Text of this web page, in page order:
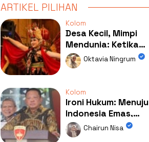
ARTIKEL PILIHAN
Kolom
Desa Kecil, Mimpi
Mendunia: Ketika
Kolaborasi
Mengubah Wajah
Oktavia Ningrum
Kolom
Ironi Hukum: Menuju
Indonesia Emas,
Ternyata Emasnya
Ada di Rumah Febrie!
Chairun Nisa